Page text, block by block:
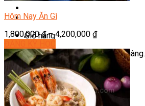
Giỏ hàng
Chưa có sản phẩm trong giỏ hàng.
Hôm Nay Ăn Gì
1,800,000₫–4,200,000 ₫